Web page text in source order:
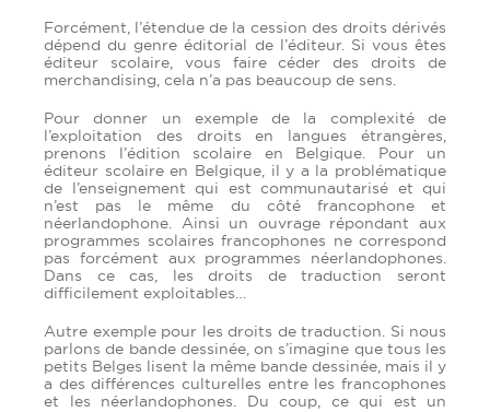
Forcément, l’étendue de la cession des droits dérivés
dépend du genre éditorial de l’éditeur. Si vous êtes
éditeur scolaire, vous faire céder des droits de
merchandising, cela n’a pas beaucoup de sens.
Pour donner un exemple de la complexité de
l’exploitation des droits en langues étrangères,
prenons l’édition scolaire en Belgique. Pour un
éditeur scolaire en Belgique, il y a la problématique
de l’enseignement qui est communautarisé et qui
n’est pas le même du côté francophone et
néerlandophone. Ainsi un ouvrage répondant aux
programmes scolaires francophones ne correspond
pas forcément aux programmes néerlandophones.
Dans ce cas, les droits de traduction seront
difficilement exploitables…
Autre exemple pour les droits de traduction. Si nous
parlons de bande dessinée, on s’imagine que tous les
petits Belges lisent la même bande dessinée, mais il y
a des différences culturelles entre les francophones
et les néerlandophones. Du coup, ce qui est un